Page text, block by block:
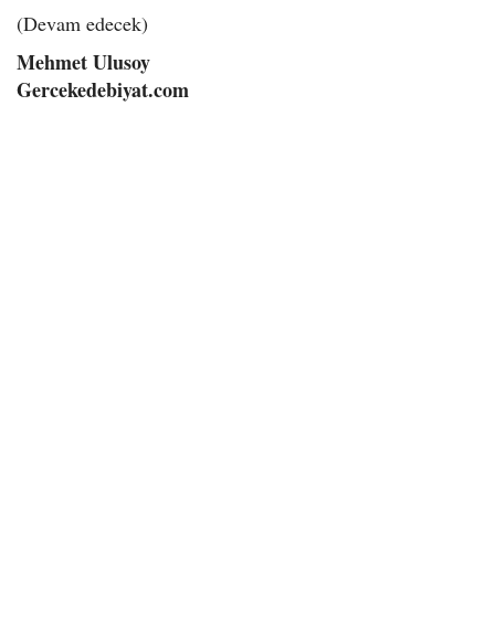
(Devam edecek)
Mehmet Ulusoy
Gercekedebiyat.com